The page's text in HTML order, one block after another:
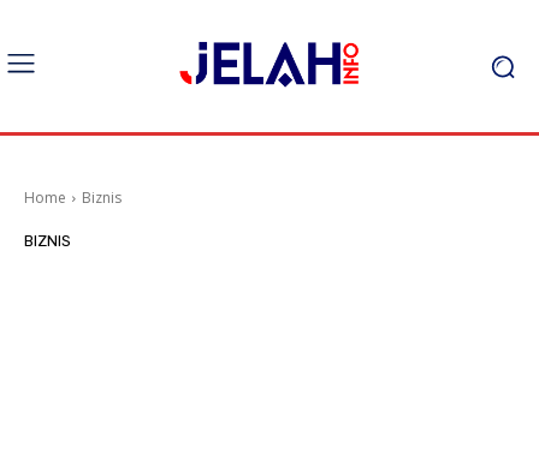
Home Biznis
BIZNIS